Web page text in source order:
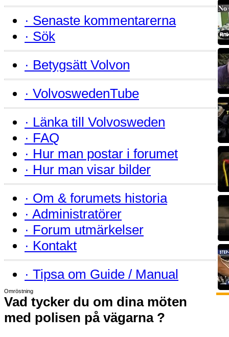
· Senaste kommentarerna
· Sök
· Betygsätt Volvon
· VolvoswedenTube
· Länka till Volvosweden
· FAQ
· Hur man postar i forumet
· Hur man visar bilder
· Om & forumets historia
· Administratörer
· Forum utmärkelser
· Kontakt
· Tipsa om Guide / Manual
Omröstning
Vad tycker du om dina möten
med polisen på vägarna ?